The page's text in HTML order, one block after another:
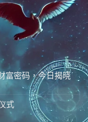
富密码，今日揭晓
式